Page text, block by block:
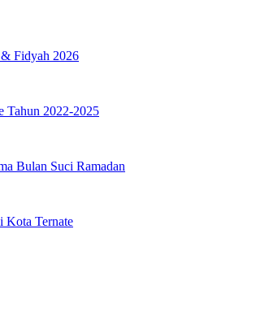
Fidyah 2026
Tahun 2022-2025
Bulan Suci Ramadan
Kota Ternate